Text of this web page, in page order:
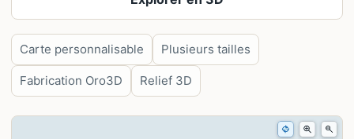
Carte personnalisable Plusieurs tailles
Fabrication Oro3D Relief 3D